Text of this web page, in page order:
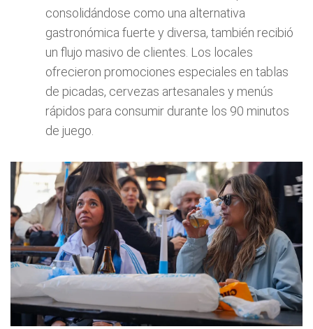
consolidándose como una alternativa
gastronómica fuerte y diversa, también recibió
un flujo masivo de clientes. Los locales
ofrecieron promociones especiales en tablas
de picadas, cervezas artesanales y menús
rápidos para consumir durante los 90 minutos
de juego.